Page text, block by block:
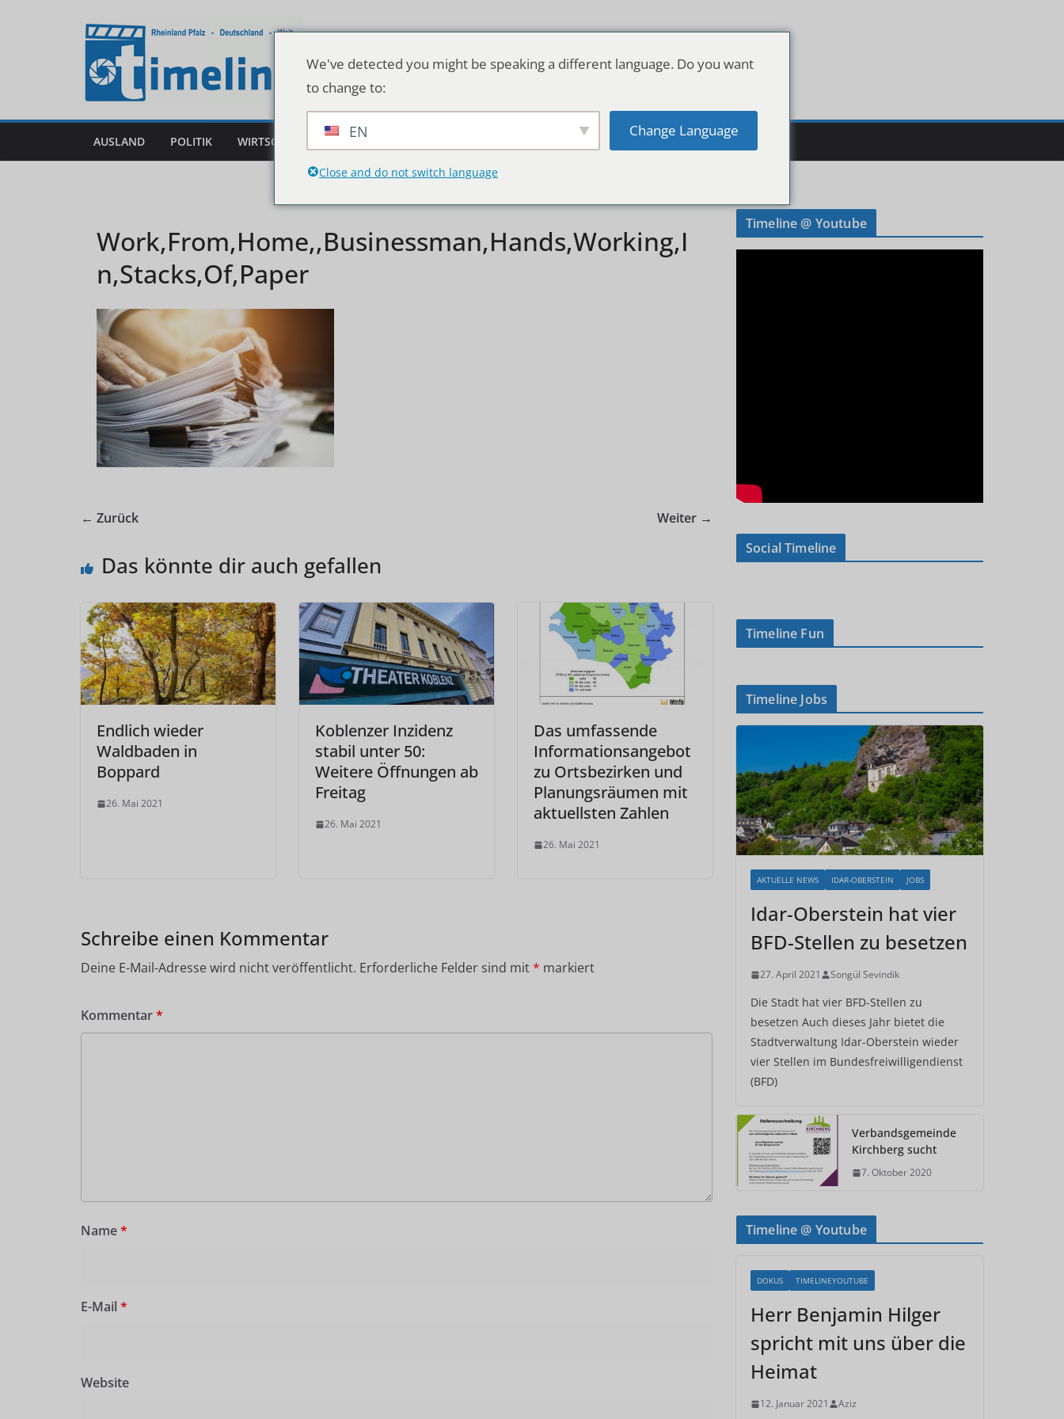
AUSLAND POLITIK WIRTSCHAFT DEUTSCHLAND & WELT
Work,From,Home,,Businessman,Hands,Working,I
n,Stacks,Of,Paper
← Zurück Weiter →
Das könnte dir auch gefallen
Endlich wieder
Waldbaden in
Boppard
26. Mai 2021
Koblenzer Inzidenz
stabil unter 50:
Weitere Öffnungen ab
Freitag
26. Mai 2021
Das umfassende
Informationsangebot
zu Ortsbezirken und
Planungsräumen mit
aktuellsten Zahlen
26. Mai 2021
Schreibe einen Kommentar
Deine E-Mail-Adresse wird nicht veröffentlicht. Erforderliche Felder sind mit* markiert
Kommentar*
Name*
E-Mail *
Website
Timeline @ Youtube
Social Timeline
Timeline Fun
Timeline Jobs
AKTUELLE NEWS IDAR-OBERSTEIN JOBS
Idar-Oberstein hat vier
BFD-Stellen zu besetzen
27. April 2021 Songül Sevindik
Die Stadt hat vier BFD-Stellen zu
besetzen Auch dieses Jahr bietet die
Stadtverwaltung Idar-Oberstein wieder
vier Stellen im Bundesfreiwilligendienst
(BFD)
Verbandsgemeinde
Kirchberg sucht
7. Oktober 2020
Timeline @ Youtube
DOKUS TIMELINEYOUTUBE
Herr Benjamin Hilger
spricht mit uns über die
Heimat
12. Januar 2021 Aziz
We've detected you might be speaking a different language. Do you want
to change to:
EN Change Language
Close and do not switch language